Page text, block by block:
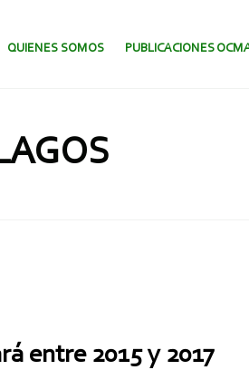
CONTENIDO.
QUIENES SOMOS PUBLICACIONES
entre 2015 y 2017